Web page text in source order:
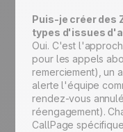
Puis-je créer des
types d'issues
Oui. C'est
pour les appels
remerciement), un
alerte l'équipe
rendez-vous
réengagement).
CallPage